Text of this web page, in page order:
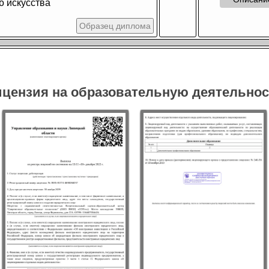
искусства
Образец диплома
на образовательную